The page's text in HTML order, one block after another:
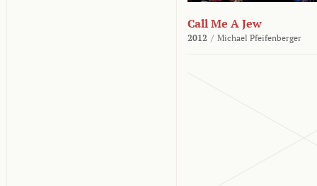
Call Me A Jew
2012 / Michael Pfeifenberger